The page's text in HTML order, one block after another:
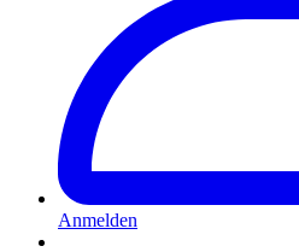
Anmelden